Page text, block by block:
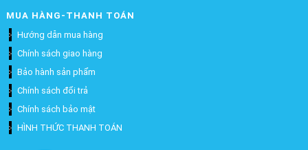
MUA HÀNG-THANH TOÁN
Hướng dẫn mua hàng
Chính sách giao hàng
Bảo hành sản phẩm
Chính sách đổi trả
Chính sách bảo mật
HÌNH THỨC THANH TOÁN